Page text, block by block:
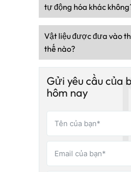
tự động hóa khác
Vật liệu được đưa vào
thế nào?
Gửi yêu cầu của
hôm nay